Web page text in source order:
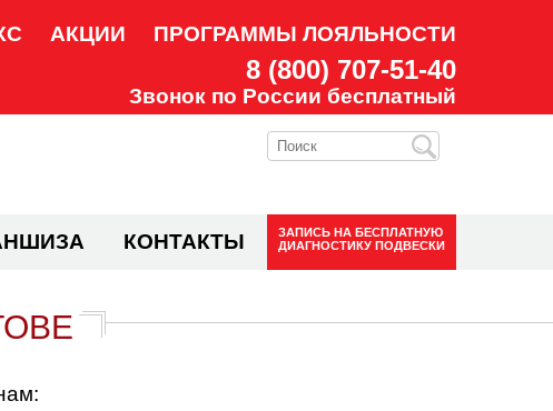
АКЦИИ ПРОГРАММЫ ЛОЯЛЬНОСТИ
8 (800) 707-51-40
Звонок по России бесплатный
КОНТАКТЫ ЗАПИСЬ НА БЕСПЛАТНУЮ
ДИАГНОСТИКУ ПОДВЕСКИ